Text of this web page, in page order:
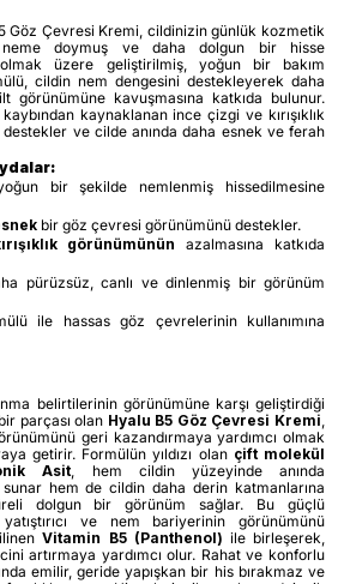
Göz Çevresi Kremi, cildinizin günlük kozmetik
neme doymuş ve daha dolgun bir hisse
olmak üzere geliştirilmiş, yoğun bir bakım
cildin nem dengesini destekleyerek daha
görünümüne kavuşmasına katkıda bulunur.
kaynaklanan ince çizgi ve kırışıklık
destekler ve cilde anında daha esnek ve ferah
bir şekilde nemlenmiş hissedilmesine
bir göz çevresi görünümünü destekler.
görünümünün azalmasına katkıda
pürüzsüz, canlı ve dinlenmiş bir görünüm
ile hassas göz çevrelerinin kullanımına
belirtilerinin görünümüne karşı geliştirdiği
parçası olan Hyalu B5 Göz Çevresi Kremi
geri kazandırmaya yardımcı olmak
getirir. Formülün yıldızı olan çift molekül
Asit , hem cildin yüzeyinde anında
hem de cildin daha derin katmanlarına
dolgun bir görünüm sağlar. Bu güçlü
ve nem bariyerinin görünümünü
Vitamin B5 (Panthenol) ile birleşerek,
artırmaya yardımcı olur. Rahat ve konforlu
emilir, geride yapışkan bir his bırakmaz ve